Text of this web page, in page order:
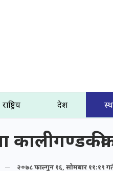
राष्ट्रिय प्रदेश
२०७८ फाल्गुन १६, सोमबार ११:१९